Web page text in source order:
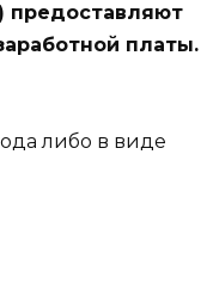
предоставляют
платы.
либо в виде